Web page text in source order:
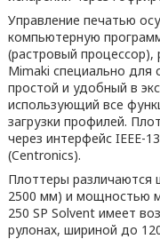
Управление печатью
компьютерную
(растровый процессор),
Mimaki специально для
простой и удобный в
использующий все
загрузки профилей.
через интерфейс IEEE-
(Centronics).
Плоттеры различаются
2500 мм) и мощностью
250 SP Solvent имеет
рулонах, шириной до